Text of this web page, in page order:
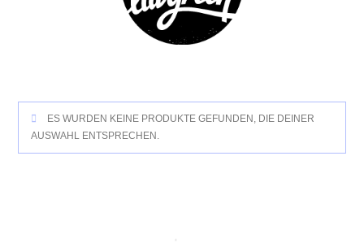
ES WURDEN KEINE PRODUKTE GEFUNDEN, DIE DEINER
AUSWAHL ENTSPRECHEN.